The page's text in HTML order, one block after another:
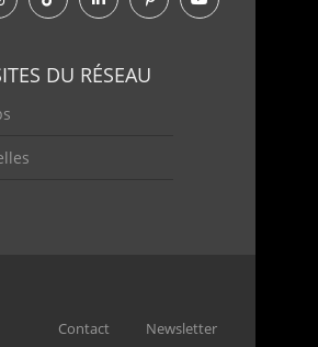
DU RÉSEAU
Contact Newsletter